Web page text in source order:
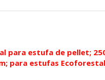
para estufa de pellet;
para estufas Ecoforestal
desactivar en
del sitio no funcionarán.